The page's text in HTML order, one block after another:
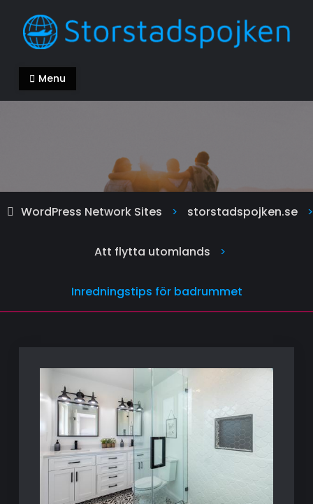
content
storstadspojken.se
Alla kan ha en bra livsstil
Menu
WordPress Network Sites > storstadspojken.se >
Att flytta utomlands >
Inredningstips för badrummet